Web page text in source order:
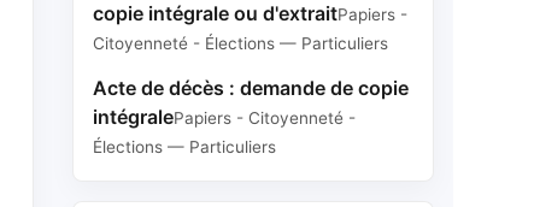
copie intégrale ou d'extraitPapiers -
Citoyenneté - Élections — Particuliers
Acte de décès : demande de copie
intégralePapiers - Citoyenneté -
Élections — Particuliers